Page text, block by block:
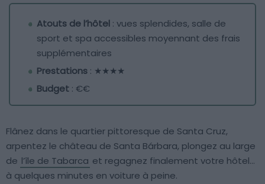
Atouts de l’hôtel : vues splendides, salle de
sport et spa accessibles moyennant des frais
supplémentaires
Prestations : ★★★★
Budget : €€
Flânez dans le quartier pittoresque de Santa Cruz,
arpentez le château de Santa Bárbara, plongez au large
de l’île de Tabarca et regagnez finalement votre hôtel…
à quelques minutes en voiture à peine.